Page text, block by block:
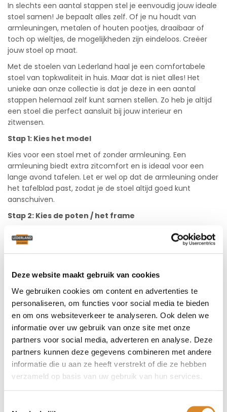
Deze website maakt gebruik van cookies
We gebruiken cookies om content en advertenties te
personaliseren, om functies voor social media te bieden
en om ons websiteverkeer te analyseren. Ook delen we
informatie over uw gebruik van onze site met onze
partners voor social media, adverteren en analyse. Deze
partners kunnen deze gegevens combineren met andere
informatie die u aan ze heeft verstrekt of die ze hebben
verzameld op basis van uw gebruik van hun services.
In slechts een aantal stappen stel je eenvoudig jouw ideale
stoel samen! Je bepaalt alles zelf. Of je nu houdt van
armleuningen, metalen of houten pootjes, draaibaar of
toch op wieltjes, de mogelijkheden zijn eindeloos. Creëer
jouw stoel op maat.
Met de stoelen van Lederland haal je een comfortabele
stoel van topkwaliteit in huis. Maar dat is niet alles! Het
unieke aan onze collectie is dat je deze in een aantal
stappen helemaal zelf kunt samen stellen. Zo heb je altijd
een stoel die perfect aansluit bij jouw interieur en
zitwensen.
Stap 1: Kies het model
Kies voor een stoel met of zonder armleuning. Een
armleuning biedt extra zitcomfort en is ideaal voor een
lange avond tafelen. Let er wel op dat de armleuning onder
het tafelblad past, zodat je de stoel altijd goed kunt
aanschuiven.
Stap 2: Kies de poten / het frame
Bij vrijwel alle eetstoelen heb je de keuze uit meerdere
onderstellen. Kies je voor een standaard poot, spinpoot of
toch met wieltjes? Waar je ook voor kiest, alle poten en het
Stap 3: draaibaar of vast
Bij vrijwel alle eetstoelen bestaat de mogelijkheid tot een
draaibaar onderstel. Dit geeft meer comfort. Hiermee
maak je het in- en uitstappen erg gemakkelijk en bespaar
je ruimte achter de eetstoel.
Stap 4: Kies de leerkwaliteit en -kleur
Voor de bekleding van de stoel kun je kiezen uit een maar
liefst 50 leerkwaliteiten en 250 kleuren. Zo vind je altijd wat